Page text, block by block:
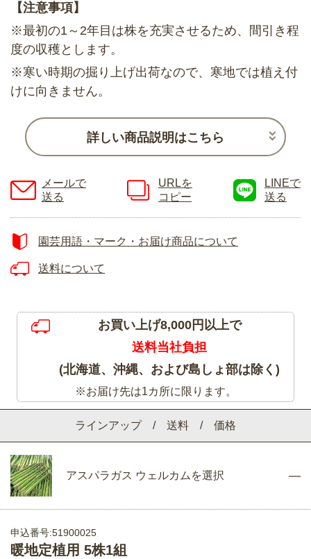
ラインアップ / 送料 / 価格
アスパラガス ウェルカムを選択
申込番号:51900025
暖地定植用 5株1組
【注意事項】
※最初の1～2年目は株を充実させるため、間引き程
度の収穫とします。
※寒い時期の掘り上げ出荷なので、寒地では植え付
けに向きません。
詳しい商品説明はこちら
メールで
送る
URLを
コピー
LINEで
送る
園芸用語・マーク・お届け商品について
送料について
お買い上げ8,000円以上で
送料当社負担
(北海道、沖縄、および島しょ部は除く)
※お届け先は1カ所に限ります。